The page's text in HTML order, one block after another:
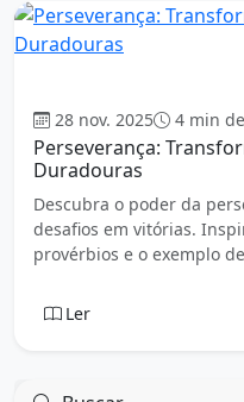
28 nov. 2025 4 min
Perseverança:
Duradouras
Descubra o poder da
desafios em vitórias.
provérbios e o exemplo
Ler